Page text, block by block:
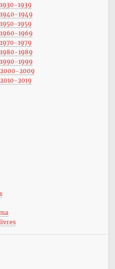
1939
1949
1959
1969
1979
1989
1999
2000-2009
2019